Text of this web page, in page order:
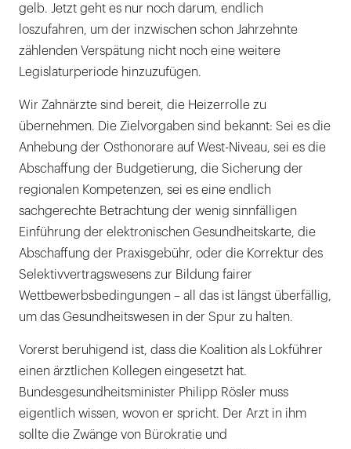
gelb. Jetzt geht es nur noch darum, endlich
loszufahren, um der inzwischen schon Jahrzehnte
zählenden Verspätung nicht noch eine weitere
Legislaturperiode hinzuzufügen.
Wir Zahnärzte sind bereit, die Heizerrolle zu
übernehmen. Die Zielvorgaben sind bekannt: Sei es die
Anhebung der Osthonorare auf West-Niveau, sei es die
Abschaffung der Budgetierung, die Sicherung der
regionalen Kompetenzen, sei es eine endlich
sachgerechte Betrachtung der wenig sinnfälligen
Einführung der elektronischen Gesundheitskarte, die
Abschaffung der Praxisgebühr, oder die Korrektur des
Selektivvertragswesens zur Bildung fairer
Wettbewerbsbedingungen – all das ist längst überfällig,
um das Gesundheitswesen in der Spur zu halten.
Vorerst beruhigend ist, dass die Koalition als Lokführer
einen ärztlichen Kollegen eingesetzt hat.
Bundesgesundheitsminister Philipp Rösler muss
eigentlich wissen, wovon er spricht. Der Arzt in ihm
sollte die Zwänge von Bürokratie und